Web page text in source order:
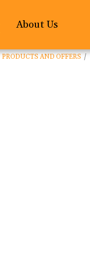
About Us
PRODUCTS AND OFFERS